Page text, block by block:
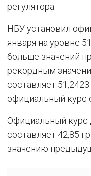
регулятора.
НБУ установил
января на уровне
больше значений
рекордным
составляет
официальный курс
Официальный курс
составляет 42,85
значению